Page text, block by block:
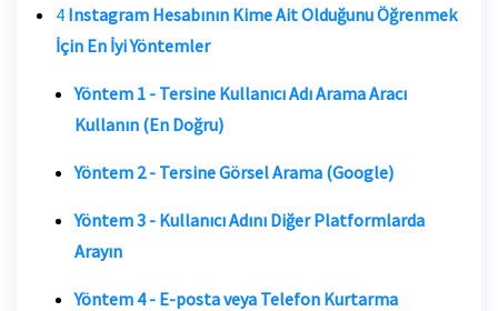
4 Instagram Hesabının Kime Ait Olduğunu Öğrenmek
İçin En İyi Yöntemler
Yöntem 1 - Tersine Kullanıcı Adı Arama Aracı
Kullanın (En Doğru)
Yöntem 2 - Tersine Görsel Arama (Google)
Yöntem 3 - Kullanıcı Adını Diğer Platformlarda
Arayın
Yöntem 4 - E-posta veya Telefon Kurtarma